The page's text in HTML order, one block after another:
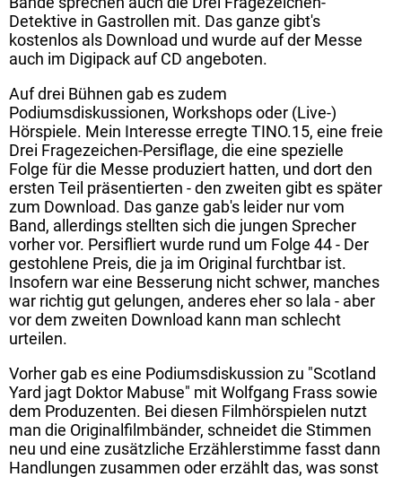
Detektive in Gastrollen mit. Das ganze gibt's
kostenlos als Download und wurde auf der Messe
auch im Digipack auf CD angeboten.
Auf drei Bühnen gab es zudem
Podiumsdiskussionen, Workshops oder (Live-)
Hörspiele. Mein Interesse erregte TINO.15, eine freie
Drei Fragezeichen-Persiflage, die eine spezielle
Folge für die Messe produziert hatten, und dort den
ersten Teil präsentierten - den zweiten gibt es später
zum Download. Das ganze gab's leider nur vom
Band, allerdings stellten sich die jungen Sprecher
vorher vor. Persifliert wurde rund um Folge 44 - Der
gestohlene Preis, die ja im Original furchtbar ist.
Insofern war eine Besserung nicht schwer, manches
war richtig gut gelungen, anderes eher so lala - aber
vor dem zweiten Download kann man schlecht
urteilen.
Vorher gab es eine Podiumsdiskussion zu "Scotland
Yard jagt Doktor Mabuse" mit Wolfgang Frass sowie
dem Produzenten. Bei diesen Filmhörspielen nutzt
man die Originalfilmbänder, schneidet die Stimmen
neu und eine zusätzliche Erzählerstimme fasst dann
Handlungen zusammen oder erzählt das, was sonst